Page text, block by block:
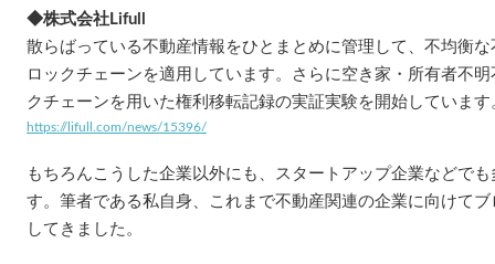
◆株式会社Lifull
散らばっている不動産情報をひとまとめに管理して、不均衡
ロックチェーンを適用しています。さらに空き家・所有者不
クチェーンを用いた権利移転記録の実証実験を開始しています
https://lifull.com/news/15396/
もちろんこうした企業以外にも、スタートアップ企業などで
す。筆者である私自身、これまで不動産関連の企業に向けて
してきました。